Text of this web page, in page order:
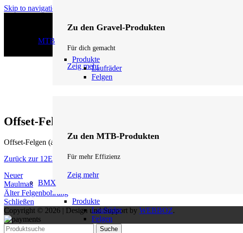
Skip to navigation
Zu den Gravel-Produkten
Für dich gemacht
Zeig mehr
MTB
Produkte
Laufräder
Felgen
Zu den MTB-Produkten
Für mehr Effizienz
Zeig mehr
BMX
Produkte
Laufräder
Felgen
Offset-Felge
Offset-Felgen (auch Asymmetrisch) haben eine
Zurück zur 12Eleven Lexikon Startseite
Neuer
Maulmaß
Älter Felgenbohrung
Schließen
Copyright © 2026 | Design und Support by WEBBOZ.
Suche